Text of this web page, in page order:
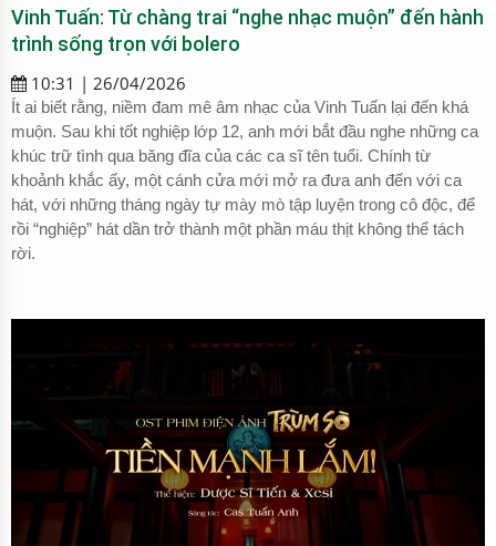
Vinh Tuấn: Từ chàng trai “nghe nhạc muộn” đến hành
trình sống trọn với bolero
10:31 | 26/04/2026
Ít ai biết rằng, niềm đam mê âm nhạc của Vinh Tuấn lại đến khá
muộn. Sau khi tốt nghiệp lớp 12, anh mới bắt đầu nghe những ca
khúc trữ tình qua băng đĩa của các ca sĩ tên tuổi. Chính từ
khoảnh khắc ấy, một cánh cửa mới mở ra đưa anh đến với ca
hát, với những tháng ngày tự mày mò tập luyện trong cô độc, để
rồi “nghiệp” hát dần trở thành một phần máu thịt không thể tách
rời.